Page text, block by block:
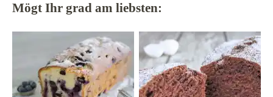
Mögt Ihr grad am liebsten: